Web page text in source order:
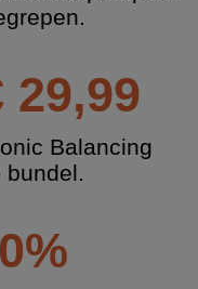
29,99
Balancing
bundel.